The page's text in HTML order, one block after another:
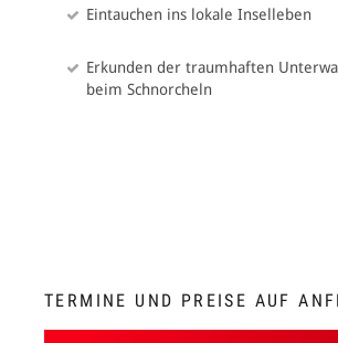
Eintauchen ins lokale Inselleben
Erkunden der traumhaften
beim Schnorcheln
TERMINE UND PREISE AUF